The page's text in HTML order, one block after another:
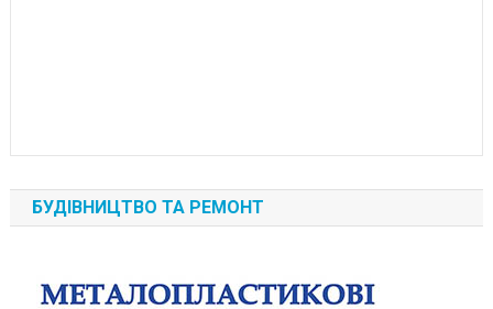
БУДІВНИЦТВО ТА РЕМОНТ